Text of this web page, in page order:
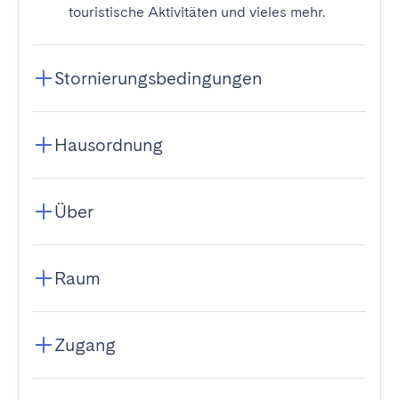
touristische Aktivitäten und vieles mehr.
Stornierungsbedingungen
Hausordnung
Über
Raum
Zugang